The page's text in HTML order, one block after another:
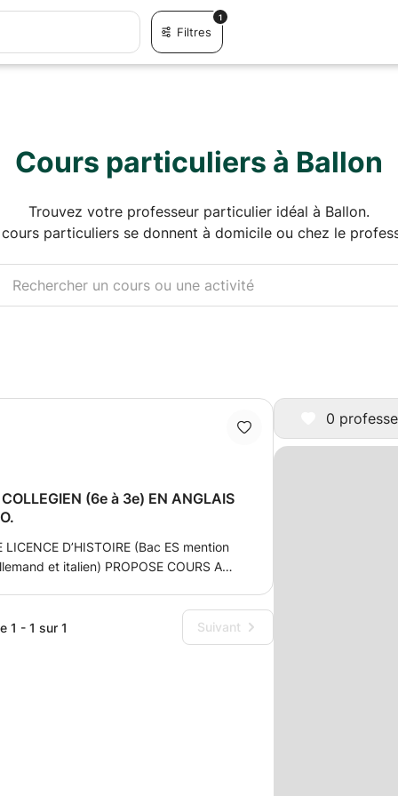
Filtres
1
Cours particuliers à Ballon
Trouvez votre professeur particulier idéal à Ballon.
cours particuliers se donnent à domicile ou chez le
0
(6e à 3e) EN ANGLAIS
LICENCE D’HISTOIRE (Bac ES mention
et italien) PROPOSE COURS A
perfectionner (à l'approche du DNB
type car je m'adapte aux
1 - 1 sur 1 Suivant